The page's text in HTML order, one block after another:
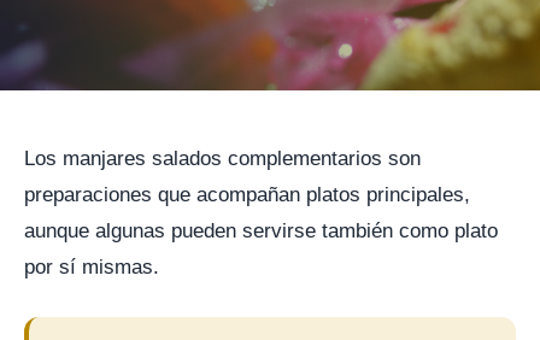
Los manjares salados complementarios son
preparaciones que acompañan platos principales,
aunque algunas pueden servirse también como plato
por sí mismas.